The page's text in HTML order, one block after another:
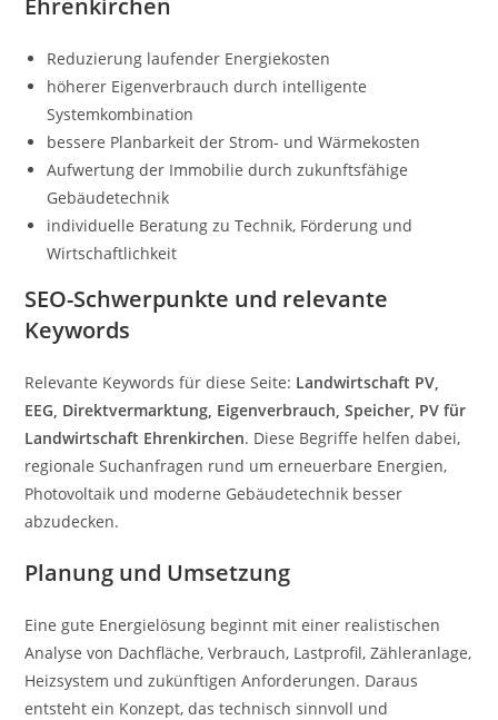
Ehrenkirchen
Reduzierung laufender Energiekosten
höherer Eigenverbrauch durch intelligente
Systemkombination
bessere Planbarkeit der Strom- und Wärmekosten
Aufwertung der Immobilie durch zukunftsfähige
Gebäudetechnik
individuelle Beratung zu Technik, Förderung und
Wirtschaftlichkeit
SEO-Schwerpunkte und relevante
Keywords
Relevante Keywords für diese Seite: Landwirtschaft PV,
EEG, Direktvermarktung, Eigenverbrauch, Speicher, PV für
Landwirtschaft Ehrenkirchen. Diese Begriffe helfen dabei,
regionale Suchanfragen rund um erneuerbare Energien,
Photovoltaik und moderne Gebäudetechnik besser
abzudecken.
Planung und Umsetzung
Eine gute Energielösung beginnt mit einer realistischen
Analyse von Dachfläche, Verbrauch, Lastprofil, Zähleranlage,
Heizsystem und zukünftigen Anforderungen. Daraus
entsteht ein Konzept, das technisch sinnvoll und